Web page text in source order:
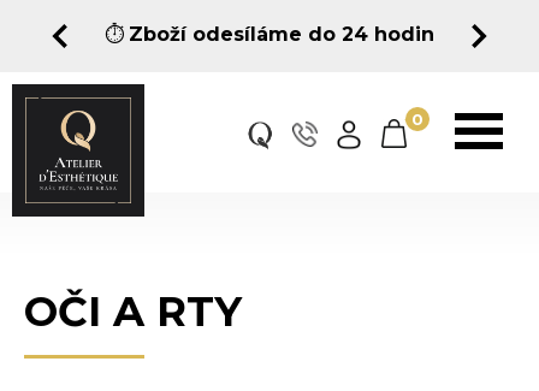
⏱️ Zboží odesíláme do 24 hodin
0
OČI A RTY